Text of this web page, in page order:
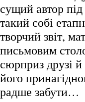
сущий автор
такий собі
творчий звіт,
письмовим
сюрприз друзі
його
радше забути…